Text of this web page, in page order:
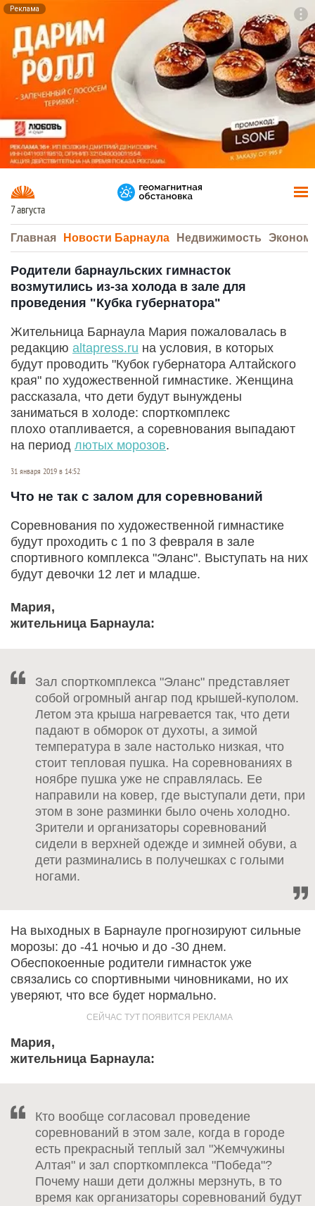
Реклама
7 августа
Главная Новости Барнаула Недвижимость
Родители барнаульских гимнасток
возмутились из-за холода в зале для
проведения "Кубка губернатора"
Жительница Барнаула Мария пожаловалась в
редакцию altapress.ru на условия, в которых
будут проводить "Кубок губернатора Алтайского
края" по художественной гимнастике. Женщина
рассказала, что дети будут вынуждены
заниматься в холоде: спорткомплекс
плохо отапливается, а соревнования выпадают
на период лютых морозов.
31 января 2019 в 14:52
Что не так с залом для соревнований
Соревнования по художественной гимнастике
будут проходить с 1 по 3 февраля в зале
спортивного комплекса "Эланс". Выступать на них
будут девочки 12 лет и младше.
Мария,
жительница Барнаула:
Зал спорткомплекса "Эланс" представляет
собой огромный ангар под крышей-куполом.
Летом эта крыша нагревается так, что дети
падают в обморок от духоты, а зимой
температура в зале настолько низкая, что
стоит тепловая пушка. На соревнованиях в
ноябре пушка уже не справлялась. Ее
направили на ковер, где выступали дети, при
этом в зоне разминки было очень холодно.
Зрители и организаторы соревнований
сидели в верхней одежде и зимней обуви, а
дети разминались в получешках с голыми
ногами.
На выходных в Барнауле прогнозируют сильные
морозы: до -41 ночью и до -30 днем.
Обеспокоенные родители гимнасток уже
связались со спортивными чиновниками, но их
уверяют, что все будет нормально.
Мария,
жительница Барнаула:
Кто вообще согласовал проведение
соревнований в этом зале, когда в городе
есть прекрасный теплый зал "Жемчужины
Алтая" и зал спорткомплекса "Победа"?
Почему наши дети должны мерзнуть, в то
время как организаторы соревнований будут